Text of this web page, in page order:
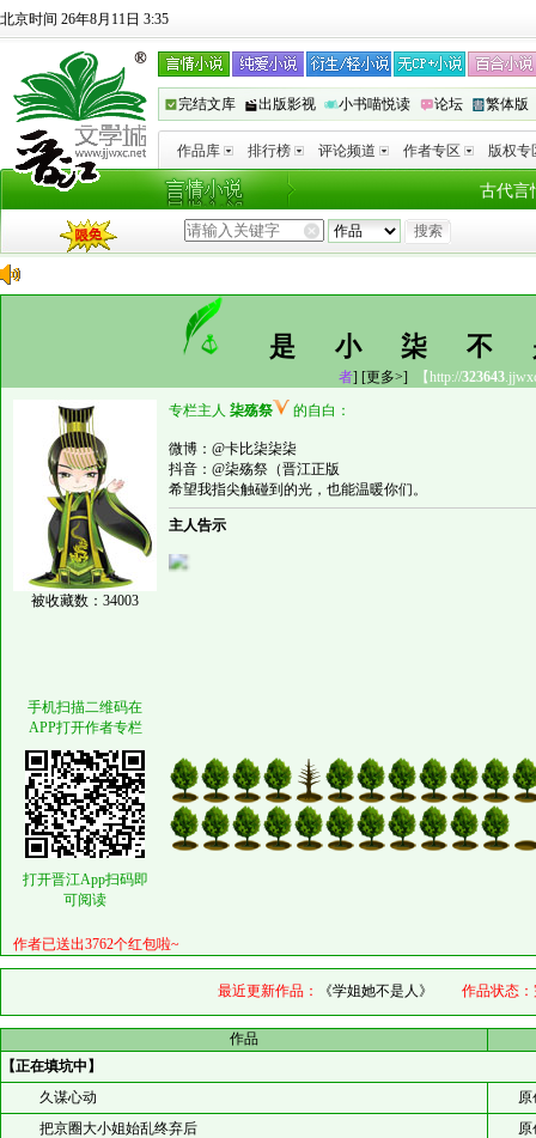
北京时间 26年8月11日 3:35
完结文库 出版影视 小书喵悦读 论坛 繁体版
作品库 排行榜 评论频道 作者专区 版权专
古代言
是小柒
者] [更多>] 【http://323643
被收藏数：34003
专栏主人 柒殇祭 的自白：
微博：@卡比柒柒柒
抖音：@柒殇祭（晋江正版
希望我指尖触碰到的光，也能温暖你们。
主人告示
手机扫描二维码在
APP打开作者专栏
打开晋江App扫码即
可阅读
作者已送出3762个红包啦~
最近更新作品： 《学姐她不是人》 作品状态：
作品
【正在填坑中】
久谋心动
原
把京圈大小姐始乱终弃后
原